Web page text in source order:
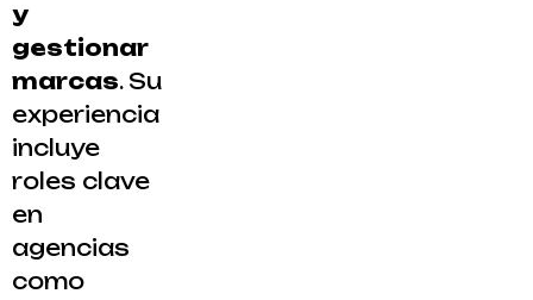
y
gestionar
marcas. Su
experiencia
incluye
roles clave
en
agencias
como